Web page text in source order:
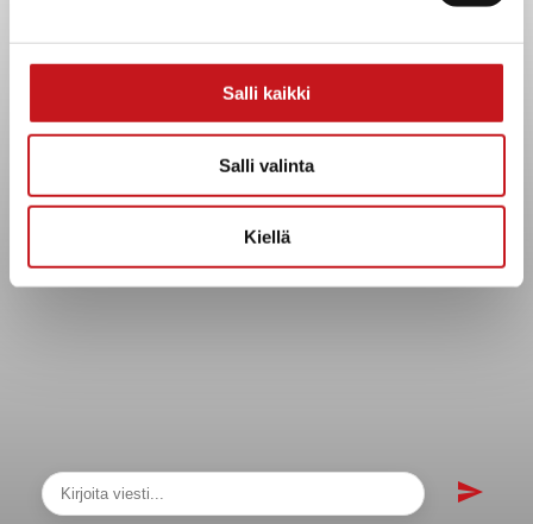
Salli kaikki
Salli valinta
Kiellä
Asiakirjajulkisuuskuvaus
Saavutettavuusseloste
Tietosuojaselosteet
Päätöksenteko ja lähidemokratia